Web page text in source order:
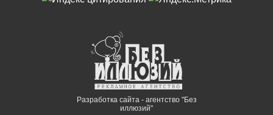
Разработка сайта - агентство "Без
иллюзий"